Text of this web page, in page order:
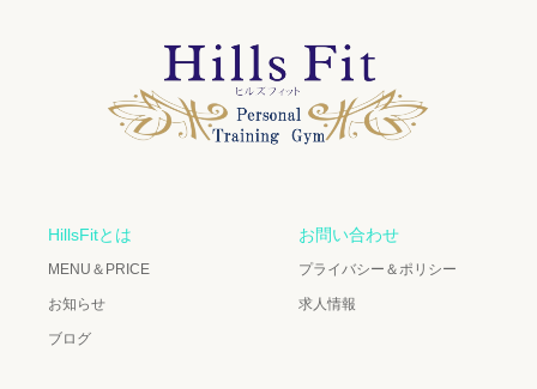
HillsFitとは
MENU＆PRICE
お知らせ
ブログ
お問い合わせ
プライバシー＆ポリシー
求人情報